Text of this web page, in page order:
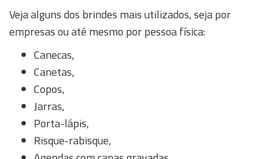
Veja alguns dos brindes mais utilizados, seja por
empresas ou até mesmo por pessoa física:
Canecas,
Canetas,
Copos,
Jarras,
Porta-lápis,
Risque-rabisque,